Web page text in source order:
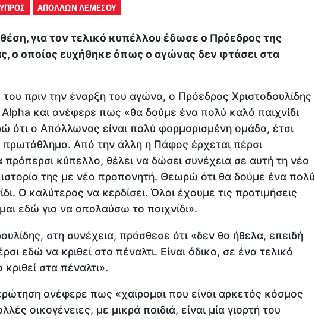
ΑΠΟΛΛΩΝ ΛΕΜΕΣΟΥ
για τον τελικό κυπέλλου έδωσε ο Πρόεδρος της
ο οποίος ευχήθηκε όπως ο αγώνας δεν φτάσει στα
του πριν την έναρξη του αγώνα, ο Πρόεδρος Χριστοδουλίδης
Alpha και ανέφερε πως «θα δούμε ένα πολύ καλό παιχνίδι
ότι ο Απόλλωνας είναι πολύ φορμαρισμένη ομάδα, έτσι
πρωτάθλημα. Από την άλλη η Πάφος έρχεται πέρσι
κύπελλο, θέλει να δώσει συνέχεια σε αυτή τη νέα
ιστορία της με νέο προπονητή. Θεωρώ ότι θα δούμε ένα πολύ
Ο καλύτερος να κερδίσει. Όλοι έχουμε τις προτιμήσεις
εδώ για να απολαύσω το παιχνίδι».
στη συνέχεια, πρόσθεσε ότι «δεν θα ήθελα, επειδή
εδώ να κριθεί στα πέναλτι. Είναι άδικο, σε ένα τελικό
στα πέναλτι».
ανέφερε πως «χαίρομαι που είναι αρκετός κόσμος
οικογένειες, με μικρά παιδιά, είναι μία γιορτή του